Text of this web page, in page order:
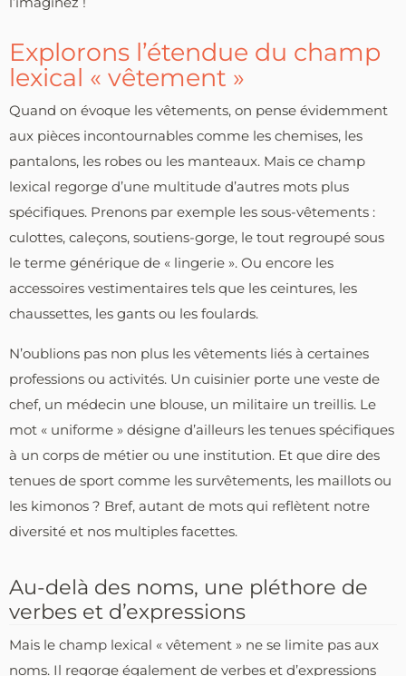
Explorons l’étendue du champ
lexical « vêtement »
Quand on évoque les vêtements, on pense évidemment
aux pièces incontournables comme les chemises, les
pantalons, les robes ou les manteaux. Mais ce champ
lexical regorge d’une multitude d’autres mots plus
spécifiques. Prenons par exemple les sous-vêtements :
culottes, caleçons, soutiens-gorge, le tout regroupé sous
le terme générique de « lingerie ». Ou encore les
accessoires vestimentaires tels que les ceintures, les
chaussettes, les gants ou les foulards.
N’oublions pas non plus les vêtements liés à certaines
professions ou activités. Un cuisinier porte une veste de
chef, un médecin une blouse, un militaire un treillis. Le
mot « uniforme » désigne d’ailleurs les tenues spécifiques
à un corps de métier ou une institution. Et que dire des
tenues de sport comme les survêtements, les maillots ou
les kimonos ? Bref, autant de mots qui reflètent notre
diversité et nos multiples facettes.
Au-delà des noms, une pléthore de
verbes et d’expressions
Mais le champ lexical « vêtement » ne se limite pas aux
noms. Il regorge également de verbes et d’expressions